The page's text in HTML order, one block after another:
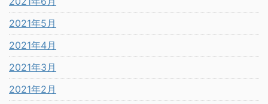
2021年5月
2021年4月
2021年3月
2021年2月